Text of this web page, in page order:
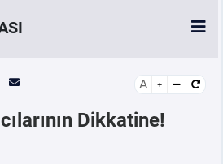
A
Dikkatine!